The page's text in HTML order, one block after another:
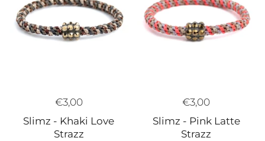
€3,00
Slimz - Khaki Love
Strazz
€3,00
Slimz - Pink Latte
Strazz